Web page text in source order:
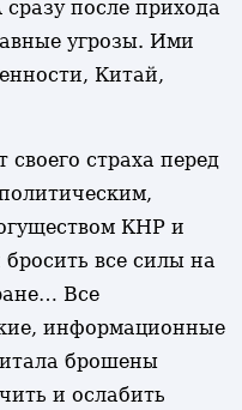
после прихода
угрозы. Ими
Китай,
страха перед
КНР и
все силы на
Все
информационные
брошены
и ослабить